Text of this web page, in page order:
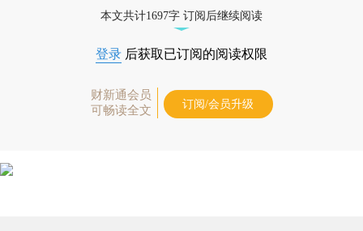
本文共计1697字 订阅后继续阅读
登录 后获取已订阅的阅读权限
财新通会员
可畅读全文
订阅/会员升级